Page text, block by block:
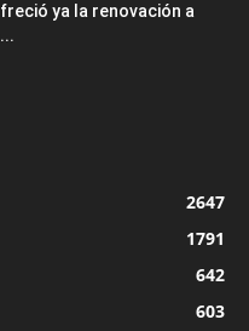
ya la renovación a
2647
1791
642
603